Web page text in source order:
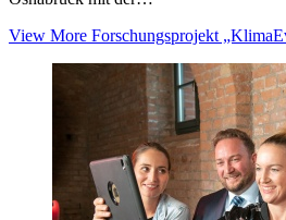
View More Forschungsprojekt